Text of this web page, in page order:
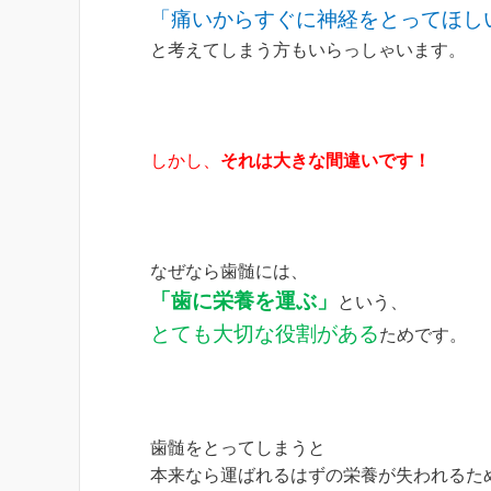
「痛いからすぐに神経をとってほし
と考えてしまう方もいらっしゃいます。
しかし、 それは大きな間違いです！
なぜなら歯髄には、
「歯に栄養を運ぶ」 という、
とても大切な役割があるためです。
歯髄をとってしまうと
本来なら運ばれるはずの栄養が失われるた